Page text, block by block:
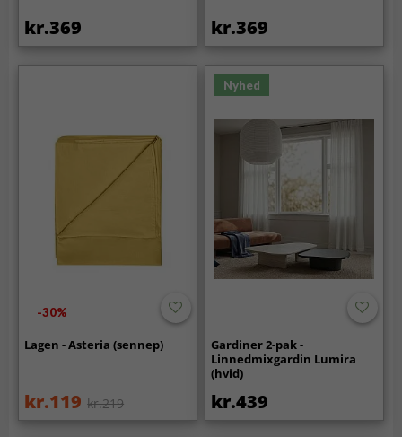
kr.369 kr.369
-30%
Lagen - Asteria (sennep)
kr.119 kr.219
Nyhed
Gardiner 2-pak -
Linnedmixgardin Lumira
(hvid)
kr.439